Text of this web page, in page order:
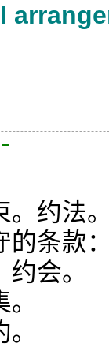
约法
条款
会。